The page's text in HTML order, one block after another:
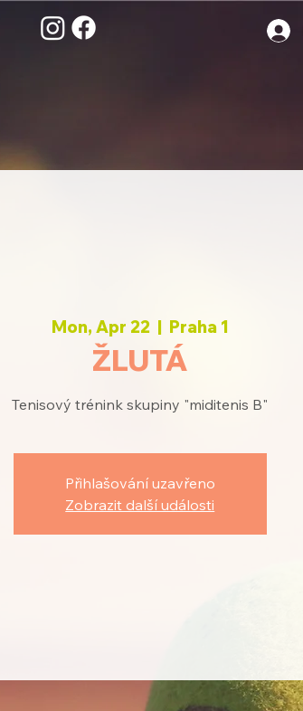
Mon, Apr 22
  |
Praha 1
ŽLUTÁ
Tenisový trénink skupiny "miditenis B"
Přihlašování uzavřeno
Zobrazit další události